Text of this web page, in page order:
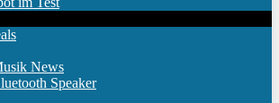
News
Speaker